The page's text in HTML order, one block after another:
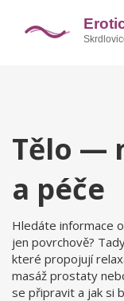
Tělo —
a péče
Hledáte informace
jen povrchově?
které propojují
masáž prostaty
se připravit a jak si